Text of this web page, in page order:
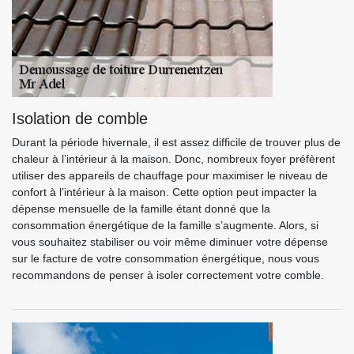
Isolation de comble
Durant la période hivernale, il est assez difficile de trouver plus de
chaleur à l’intérieur à la maison. Donc, nombreux foyer préfèrent
utiliser des appareils de chauffage pour maximiser le niveau de
confort à l’intérieur à la maison. Cette option peut impacter la
dépense mensuelle de la famille étant donné que la
consommation énergétique de la famille s’augmente. Alors, si
vous souhaitez stabiliser ou voir même diminuer votre dépense
sur le facture de votre consommation énergétique, nous vous
recommandons de penser à isoler correctement votre comble.